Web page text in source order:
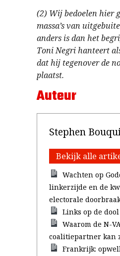
(2) Wij bedoelen hier
massa’s van
anders is dan het
Toni Negri hanteert
dat hij tegenover de
plaatst.
Auteur
Stephen
Bekijk alle
Wachten op
linkerzijde en de
electorale
Links op de
Waarom de N-
coalitiepartner kan
Frankrijk: